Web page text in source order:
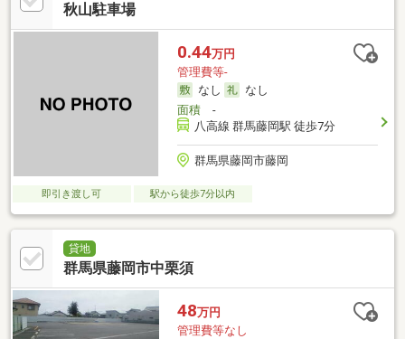
秋山駐車場
0.44万円
管理費等-
なし
なし
面積-
八高線 群馬藤岡駅 徒歩7分
群馬県藤岡市藤岡
即引き渡し可 駅から徒歩7分以内
貸地
群馬県藤岡市中栗須
48万円
管理費等なし